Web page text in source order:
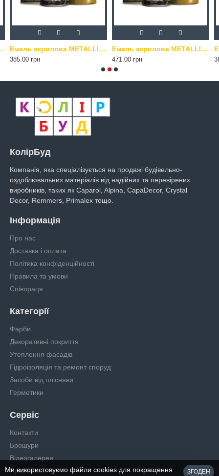
0.5 кг мідь Емаль акрилова METALLIQ Kompozit 0.5 кг платина
385.00 грн
Емаль акрилова METALLIQ Kompozit 0.5 кг римське золото
471.00 грн
КолірБуд
Компанія, яка спеціалізується на продажі будівельно-
оздоблювальних матеріалів від надійних та перевірених
виробників, таких як Caparol, Alpina, CapaDecor, Crystal
Decor, Remmers, Primalex тощо.
Інформація
Про нас
Доставка і оплата
Політика конфіденційності
Правила та умови
Співпраця
Категорії
Фарби
Декоративні покриття
Утеплення фасадів
Гідроізоляція та ремонт споруд
Засоби від плісняви
Герметики
Сервіс
Контакти
Брошури
Відеогалерея
Прайс-лист
ЗГОДЕН
Ми використовуємо файли cookies для покращення